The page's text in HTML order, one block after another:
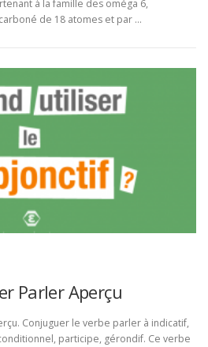
à la famille des oméga 6,
de 18 atomes et par …
Parler Aperçu
Conjuguer le verbe parler à indicatif,
participe, gérondif. Ce verbe